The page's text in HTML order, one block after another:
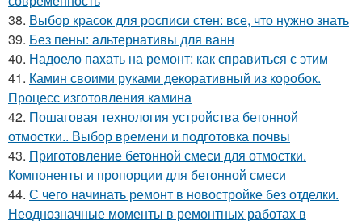
38. Выбор красок для росписи стен: все, что нужно знать
39. Без пены: альтернативы для ванн
40. Надоело пахать на ремонт: как справиться с этим
41. Камин своими руками декоративный из коробок.
Процесс изготовления камина
42. Пошаговая технология устройства бетонной
отмостки.. Выбор времени и подготовка почвы
43. Приготовление бетонной смеси для отмостки.
Компоненты и пропорции для бетонной смеси
44. С чего начинать ремонт в новостройке без отделки.
Неоднозначные моменты в ремонтных работах в